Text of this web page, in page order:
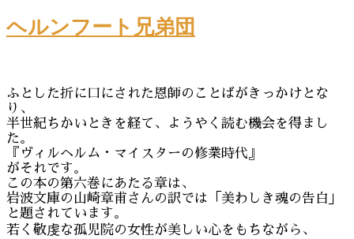
ヘルンフート兄弟団
ふとした折に口にされた恩師のことばがきっかけとな
り、
半世紀ちかいときを経て、ようやく読む機会を得まし
た。
『ヴィルヘルム・マイスターの修業時代』
がそれです。
この本の第六巻にあたる章は、
岩波文庫の山崎章甫さんの訳では「美わしき魂の告白」
と題されています。
若く敬虔な孤児院の女性が美しい心をもちながら、